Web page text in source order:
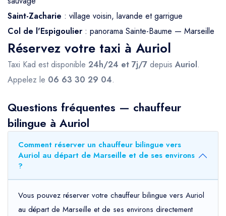
Saint-Zacharie : village voisin, lavande et garrigue
Col de l'Espigoulier : panorama Sainte-Baume — Marseille
Réservez votre taxi à Auriol
Taxi Kad est disponible 24h/24 et 7j/7 depuis Auriol.
Appelez le 06 63 30 29 04.
Questions fréquentes — chauffeur
bilingue à Auriol
Comment réserver un chauffeur bilingue vers
Auriol au départ de Marseille et de ses environs
?
Vous pouvez réserver votre chauffeur bilingue vers Auriol
au départ de Marseille et de ses environs directement